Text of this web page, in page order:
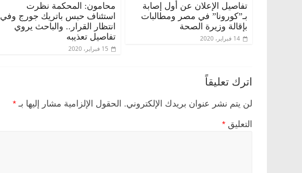
تفاصيل الإعلان عن أول إصابة
بـ”كورونا” في مصر ومطالبات
بإقالة وزيرة الصحة
14 فبراير، 2020
محامون: المحكمة نظرت
استئناف حبس باتريك جورج وفي
انتظار القرار.. والباحث يروي
تفاصيل تعذيبه
15 فبراير، 2020
اترك تعليقاً
لن يتم نشر عنوان بريدك الإلكتروني. الحقول الإلزامية مشار إليها بـ *
التعليق *